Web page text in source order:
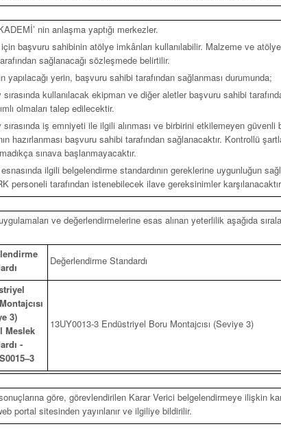
nin anlaşma yaptığı merkezler.
için başvuru sahibinin atölye imkânları kullanılabilir. Malzeme ve atölye
sağlanacağı sözleşmede belirtilir.
yapılacağı yerin, başvuru sahibi tarafından sağlanması durumunda;
sırasında kullanılacak ekipman ve diğer aletler başvuru sahibi
olmaları talep edilecektir.
sırasında iş emniyeti ile ilgili alınması ve birbirini etkilemeyen güvenli
hazırlanması başvuru sahibi tarafından sağlanacaktır. Kontrollü
sınava başlanmayacaktır.
esnasında ilgili belgelendirme standardının gereklerine uygunluğun
personeli tarafından istenebilecek ilave gereksinimler
ve değerlendirmelerine esas alınan yeterlilik aşağıda
Değerlendirme Standardı
3)
Meslek
-
13UY0013-3 Endüstriyel Boru Montajcısı (Seviye 3)
göre, görevlendirilen Karar Verici belgelendirmeye ilişkin
portal sitesinden yayınlanır ve ilgiliye bildirilir.